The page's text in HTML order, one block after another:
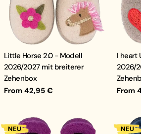
Little Horse 2.0 - Modell
2026/2027 mit breiterer
Zehenbox
Regular
From 42,95 €
I heart
2026/
From
NEU NEU